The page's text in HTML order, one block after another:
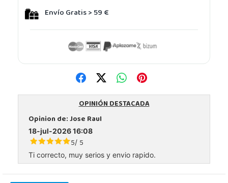
Envío Gratis > 59 €
OPINIÓN DESTACADA
Opinion de:Jose Raul
18-jul-2026 16:08
5/ 5
Ti correcto, muy serios y envio rapido.